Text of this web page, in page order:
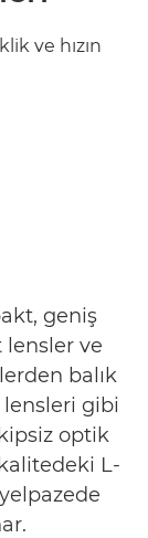
ve hızın
geniş
lensler ve
balık
lensleri gibi
optik
L-